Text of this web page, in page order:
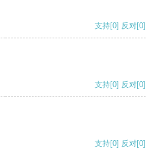
支持[0] 反对[0]
支持[0] 反对[0]
支持[0] 反对[0]